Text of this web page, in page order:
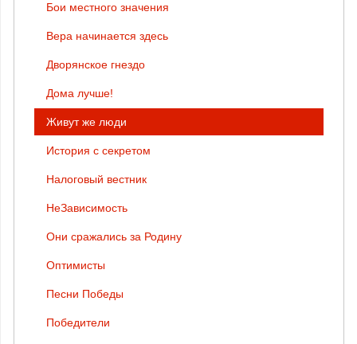
Бои местного значения
Вера начинается здесь
Дворянское гнездо
Дома лучше!
Живут же люди
История с секретом
Налоговый вестник
НеЗависимость
Они сражались за Родину
Оптимисты
Песни Победы
Победители